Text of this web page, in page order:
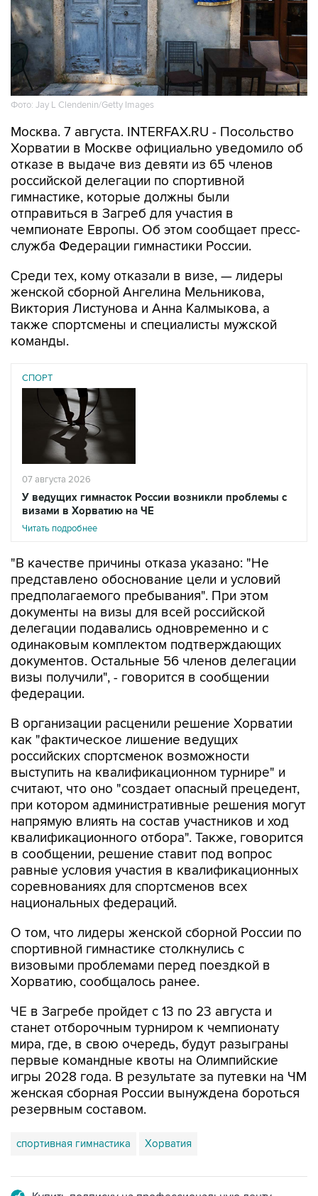
Фото: Jay L Clendenin/Getty Images
Москва. 7 августа. INTERFAX.RU - Посольство
Хорватии в Москве официально уведомило об
отказе в выдаче виз девяти из 65 членов
российской делегации по спортивной
гимнастике, которые должны были
отправиться в Загреб для участия в
чемпионате Европы. Об этом сообщает пресс-
служба Федерации гимнастики России.
Среди тех, кому отказали в визе, — лидеры
женской сборной Ангелина Мельникова,
Виктория Листунова и Анна Калмыкова, а
также спортсмены и специалисты мужской
команды.
СПОРТ
07 августа 2026
У ведущих гимнасток России возникли проблемы с
визами в Хорватию на ЧЕ
Читать подробнее
"В качестве причины отказа указано: "Не
представлено обоснование цели и условий
предполагаемого пребывания". При этом
документы на визы для всей российской
делегации подавались одновременно и с
одинаковым комплектом подтверждающих
документов. Остальные 56 членов делегации
визы получили", - говорится в сообщении
федерации.
В организации расценили решение Хорватии
как "фактическое лишение ведущих
российских спортсменок возможности
выступить на квалификационном турнире" и
считают, что оно "создает опасный прецедент,
при котором административные решения могут
напрямую влиять на состав участников и ход
квалификационного отбора". Также, говорится
в сообщении, решение ставит под вопрос
равные условия участия в квалификационных
соревнованиях для спортсменов всех
национальных федераций.
О том, что лидеры женской сборной России по
спортивной гимнастике столкнулись с
визовыми проблемами перед поездкой в
Хорватию, сообщалось ранее.
ЧЕ в Загребе пройдет с 13 по 23 августа и
станет отборочным турниром к чемпионату
мира, где, в свою очередь, будут разыграны
первые командные квоты на Олимпийские
игры 2028 года. В результате за путевки на ЧМ
женская сборная России вынуждена бороться
резервным составом.
спортивная гимнастика Хорватия